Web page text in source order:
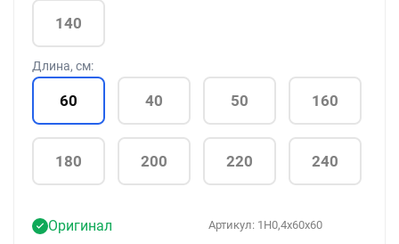
140
Длина, см:
60 40 50 160
180 200 220 240
Артикул: 1H0,4x60x60
Оригинал